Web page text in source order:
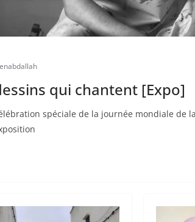
qui chantent [Expo]
spéciale de la journée mondiale de